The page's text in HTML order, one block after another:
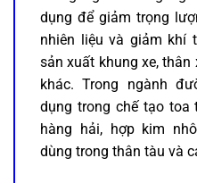
dụng để giảm trọng
nhiên liệu và giảm khí
sản xuất khung xe,
khác. Trong ngành
dụng trong chế tạo toa
hàng hải, hợp kim
dùng trong thân tàu và